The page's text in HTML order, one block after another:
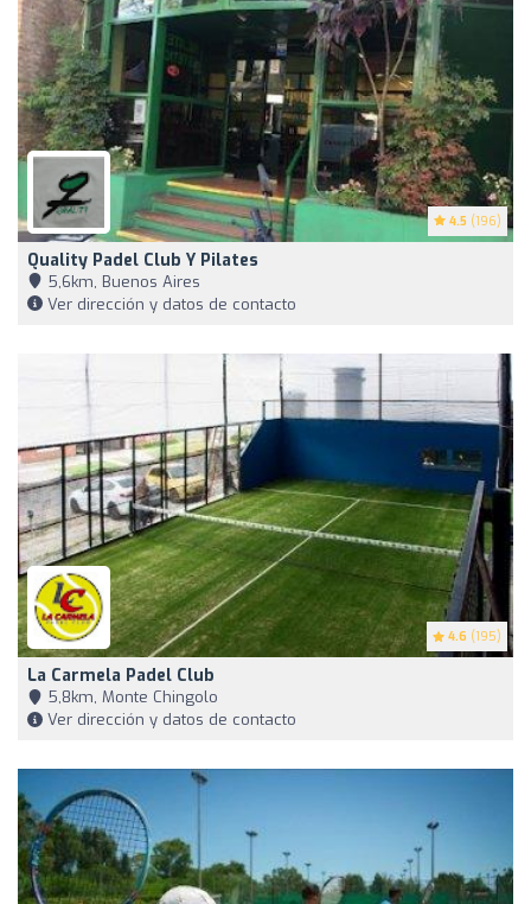
4.5 (196)
Quality Padel Club Y Pilates
5,6km, Buenos Aires
Ver dirección y datos de contacto
4.6 (195)
La Carmela Padel Club
5,8km, Monte Chingolo
Ver dirección y datos de contacto